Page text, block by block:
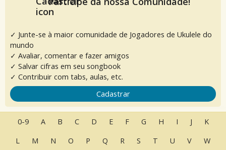
✓ Junte-se à maior comunidade de Jogadores de Ukulele do
mundo
✓ Avaliar, comentar e fazer amigos
✓ Salvar cifras em seu songbook
✓ Contribuir com tabs, aulas, etc.
Cadastrar
0-9 A B C D E F G H I J
K
L
M N O P Q R S T U V W